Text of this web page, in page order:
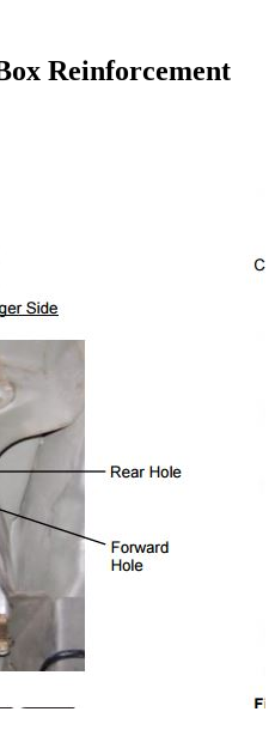
Reinforcement